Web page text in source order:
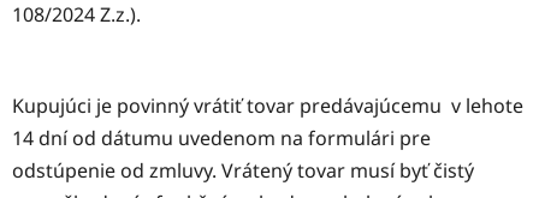
108/2024 Z.z.).
Kupujúci je povinný vrátiť tovar predávajúcemu v lehote
14 dní od dátumu uvedenom na formulári pre
odstúpenie od zmluvy. Vrátený tovar musí byť čistý